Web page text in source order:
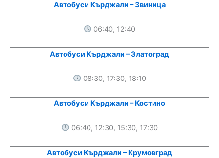
Автобуси Кърджали – Звиница
06:40, 12:40
Автобуси Кърджали – Златоград
08:30, 17:30, 18:10
Автобуси Кърджали – Костино
06:40, 12:30, 15:30, 17:30
Автобуси Кърджали – Крумовград